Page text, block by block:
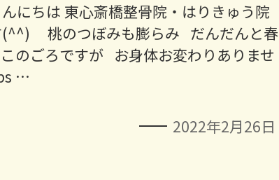
にちは 東心斎橋整骨院・はりきゅう院
(^^) 桃のつぼみも膨らみ だんだんと春
のごろですが お身体お変わりありませ
…
2022年2月26日